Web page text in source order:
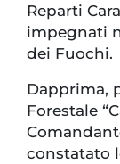
Reparti
impegnati
dei Fuochi.
Dapprima,
Forestale
constatato